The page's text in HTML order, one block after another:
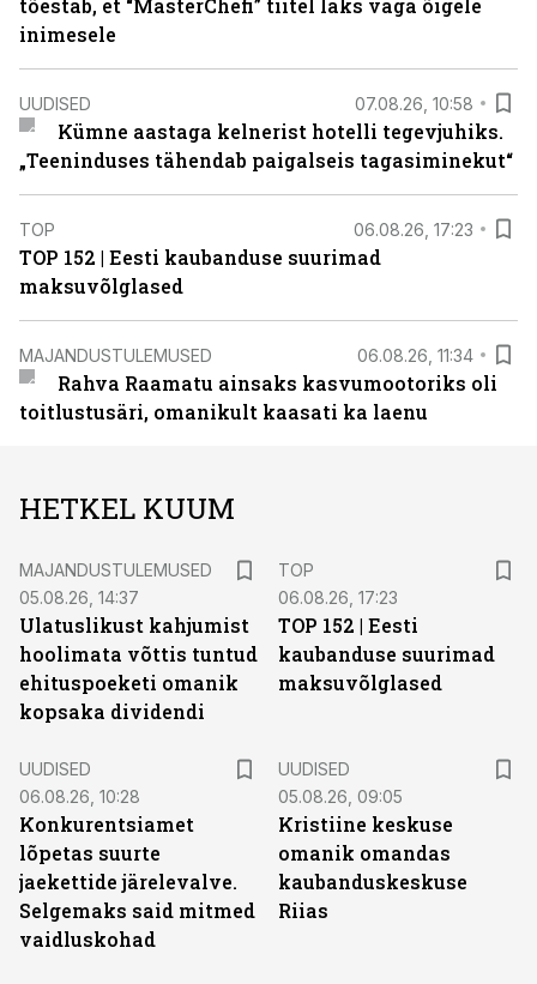
tõestab, et “MasterChefi” tiitel läks väga õigele
inimesele
UUDISED 07.08.26, 10:58
Kümne aastaga kelnerist hotelli tegevjuhiks.
„Teeninduses tähendab paigalseis tagasiminekut“
TOP 06.08.26, 17:23
TOP 152 | Eesti kaubanduse suurimad
maksuvõlglased
MAJANDUSTULEMUSED 06.08.26, 11:34
Rahva Raamatu ainsaks kasvumootoriks oli
toitlustusäri, omanikult kaasati ka laenu
HETKEL KUUM
MAJANDUSTULEMUSED
05.08.26, 14:37
Ulatuslikust kahjumist
hoolimata võttis tuntud
ehituspoeketi omanik
kopsaka dividendi
TOP
06.08.26, 17:23
TOP 152 | Eesti
kaubanduse suurimad
maksuvõlglased
UUDISED
06.08.26, 10:28
Konkurentsiamet
lõpetas suurte
jaekettide järelevalve.
Selgemaks said mitmed
vaidluskohad
UUDISED
05.08.26, 09:05
Kristiine keskuse
omanik omandas
kaubanduskeskuse
Riias